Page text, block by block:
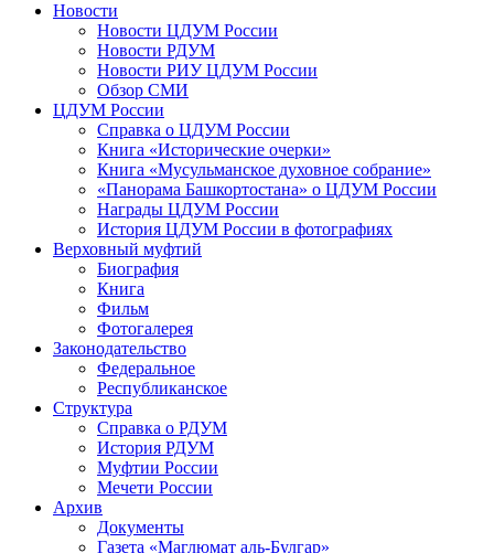
Новости
Новости ЦДУМ России
Новости РДУМ
Новости РИУ ЦДУМ России
Обзор СМИ
ЦДУМ России
Справка о ЦДУМ России
Книга «Исторические очерки»
Книга «Мусульманское духовное собрание»
«Панорама Башкортостана» о ЦДУМ России
Награды ЦДУМ России
История ЦДУМ России в фотографиях
Верховный муфтий
Биография
Книга
Фильм
Фотогалерея
Законодательство
Федеральное
Республиканское
Структура
Справка о РДУМ
История РДУМ
Муфтии России
Мечети России
Архив
Документы
Газета «Маглюмат аль-Булгар»